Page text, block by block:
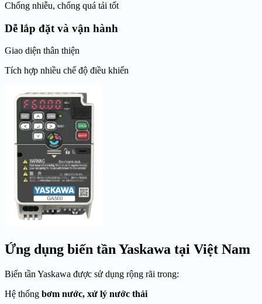
Chống nhiễu, chống quá tải tốt
Dễ lắp đặt và vận hành
Giao diện thân thiện
Tích hợp nhiều chế độ điều khiển
Ứng dụng biến tần Yaskawa tại Việt Nam
Biến tần Yaskawa được sử dụng rộng rãi trong:
Hệ thống bơm nước, xử lý nước thải